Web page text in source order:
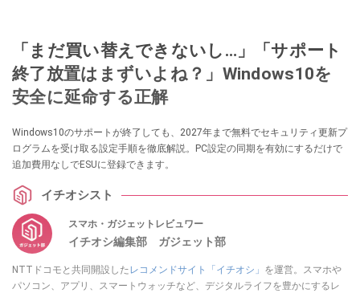
「まだ買い替えできないし…」「サポート
終了放置はまずいよね？」Windows10を
安全に延命する正解
Windows10のサポートが終了しても、2027年まで無料でセキュリティ更新プ
ログラムを受け取る設定手順を徹底解説。PC設定の同期を有効にするだけで
追加費用なしでESUに登録できます。
イチオシスト
スマホ・ガジェットレビュワー
イチオシ編集部 ガジェット部
NTTドコモと共同開設した レコメンドサイト「イチオシ」 を運営。スマホや
パソコン、アプリ、スマートウォッチなど、デジタルライフを豊かにするレ